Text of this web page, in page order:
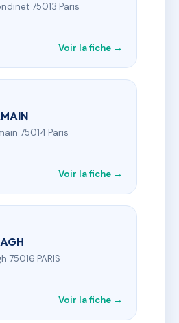
75013 Paris
Voir la fiche →
75014 Paris
Voir la fiche →
75016 PARIS
Voir la fiche →